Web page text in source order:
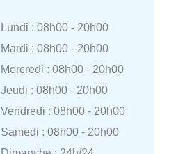
Lundi : 08h00 - 20h00
Mardi : 08h00 - 20h00
Mercredi : 08h00 - 20h00
Jeudi : 08h00 - 20h00
Vendredi : 08h00 - 20h00
Samedi : 08h00 - 20h00